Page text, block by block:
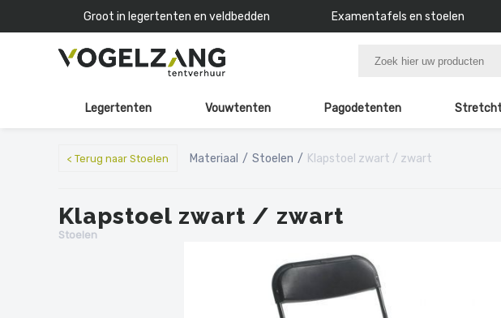
Groot in legertenten en veldbedden Examentafels en stoelen
Legertenten Vouwtenten Pagodetenten
< Terug naar Stoelen Materiaal Stoelen Klapstoel zwart / zwart
Klapstoel zwart / zwart
Stoelen